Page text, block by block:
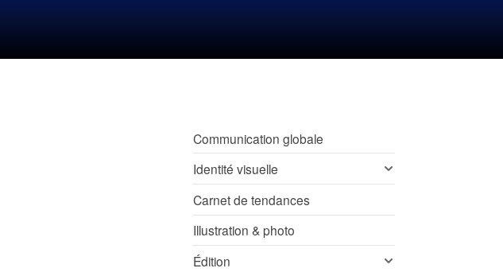
Communication globale
Identité visuelle
Carnet de tendances
Illustration & photo
Édition